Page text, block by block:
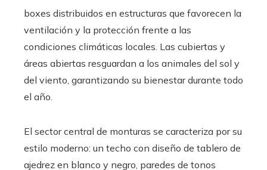
boxes distribuidos en estructuras que favorecen la
ventilación y la protección frente a las
condiciones climáticas locales. Las cubiertas y
áreas abiertas resguardan a los animales del sol y
del viento, garantizando su bienestar durante todo
el año.
El sector central de monturas se caracteriza por su
estilo moderno: un techo con diseño de tablero de
ajedrez en blanco y negro, paredes de tonos